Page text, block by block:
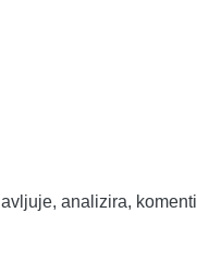
analizira,